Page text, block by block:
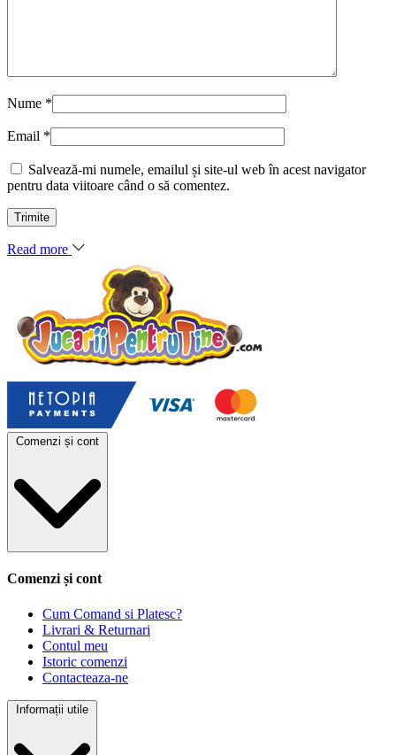
Nume *
Email *
Salvează-mi numele, emailul și site-ul web în acest navigator
pentru data viitoare când o să comentez.
Read more
Comenzi și cont
Comenzi și cont
Cum Comand si Platesc?
Livrari & Returnari
Contul meu
Istoric comenzi
Contacteaza-ne
Informații utile